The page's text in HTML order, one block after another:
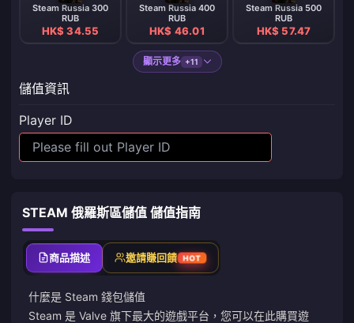
Steam Russia 300
RUB
HK$ 34.55
Steam Russia 400
RUB
HK$ 46.01
Steam Russia 500
RUB
HK$ 57.47
顯示更多 +11
儲值資訊
Player ID
STEAM 俄羅斯區儲值 儲值指南
商品描述 邀請賺回饋 HOT
什麼是 Steam 錢包儲值
Steam 是 Valve 旗下最大的遊戲平台，您可以在此購買遊